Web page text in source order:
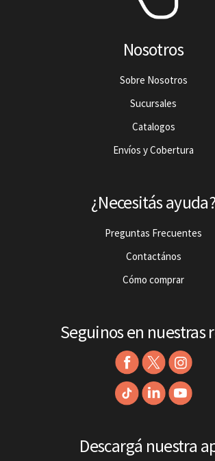
Nosotros
Sobre Nosotros
Sucursales
Catalogos
Envíos y Cobertura
¿Necesitás
Preguntas Frecuentes
Contactános
Cómo comprar
Seguinos en nuestras
Descargá nuestra